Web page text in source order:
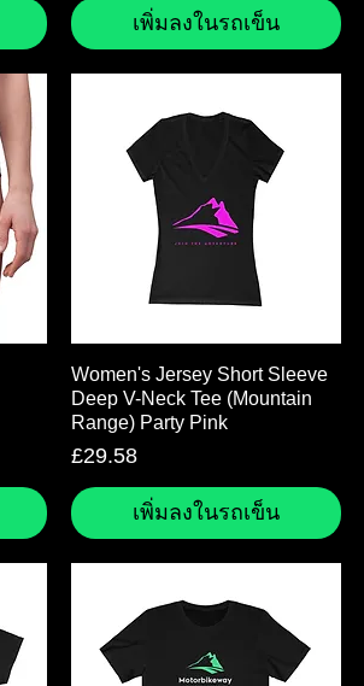
เพิ่มลงในรถเข็น
ดูข้อมูลด่วน
Women's Jersey Short Sleeve
Deep V-Neck Tee (Mountain
Range) Party Pink
ราคา
£29.58
เพิ่มลงในรถเข็น